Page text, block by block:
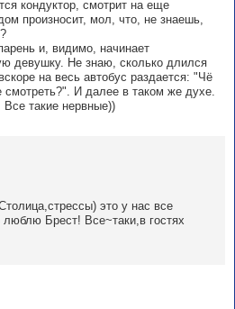
кондуктор, смотрит на еще
произносит, мол, что, не знаешь,
и, видимо, начинает
девушку. Не знаю, сколько длился
на весь автобус раздается: "Чё
И далее в таком же духе.
такие нервные))
это у нас все
Брест! Все~таки,в гостях